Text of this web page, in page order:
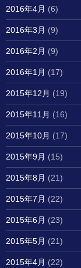
2016年4月 (6)
2016年3月 (9)
2016年2月 (9)
2016年1月 (17)
2015年12月 (19)
2015年11月 (16)
2015年10月 (17)
2015年9月 (15)
2015年8月 (21)
2015年7月 (22)
2015年6月 (23)
2015年5月 (21)
2015年4月 (22)